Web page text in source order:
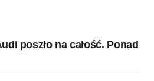
poszło na całość. Ponad